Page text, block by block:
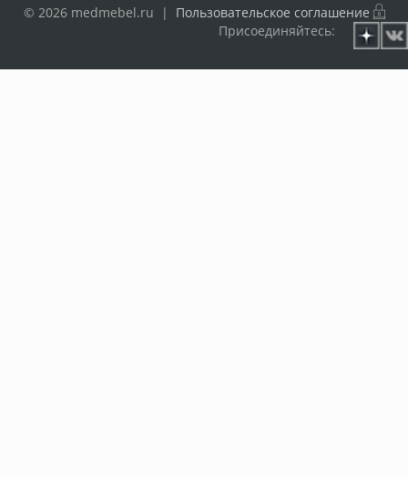
© 2026 medmebel.ru | Пользовательское соглашение
Присоединяйтесь: